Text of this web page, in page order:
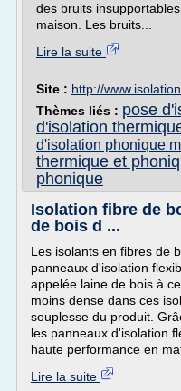
des bruits
maison. Les bruits...
Lire la suite
Site : http://
Thèmes liés : pose
d'isolation
d'isolation phonique
thermique et
phonique
Isolation fibre de
de bois d ...
Les isolants en fibres de
panneaux d'isolation
appelée laine de bois à
moins dense dans ces
souplesse du produit.
les panneaux d'isolation
haute performance en
Lire la suite